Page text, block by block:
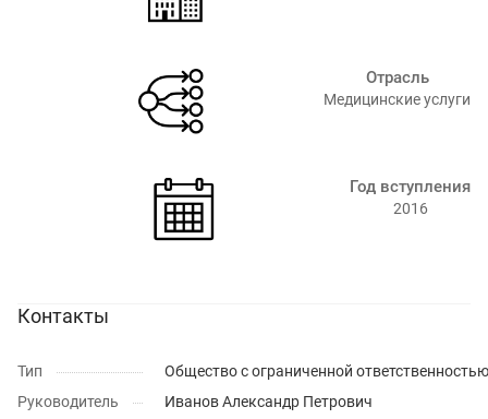
Отрасль
Медицинские услуги
Год вступления
2016
Контакты
Тип
Общество с ограниченной ответственностью
Руководитель
Иванов Александр Петрович